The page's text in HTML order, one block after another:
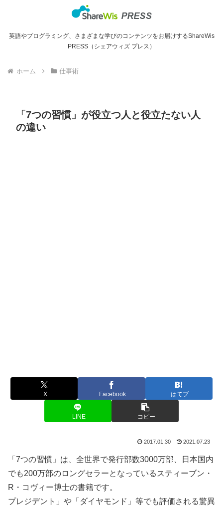
英語やプログラミング、さまざまな学びのコンテンツをお届けするShareWis
PRESS（シェアウィズ プレス）
ホーム 仕事術
「7つの習慣」が役立つ人と役立たない人
の違い
X Facebook はてブ
LINE コピー
2017.01.30 2021.07.23
「7つの習慣」は、全世界で発行部数3000万部、日本国内
でも200万部のロングセラーとなっているスティーブン・
R・コヴィー博士の書籍です。
プレジデント」や「ダイヤモンド」等でも評価される驚異